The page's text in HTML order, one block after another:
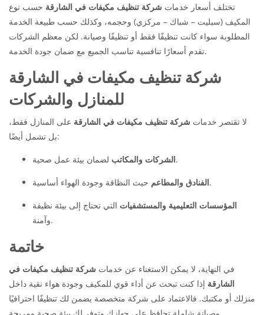
تختلف أسعار خدمات شركة تنظيف مكيفات في الشارقة حسب نوع
المكيف (سبليت – شباك – مركزي) وحجمه، وكذلك حسب طبيعة الخدمة
المطلوبة سواء كانت تنظيفًا فقط أو تنظيفًا وصيانة. لكن معظم الشركات
تقدم أسعارًا تنافسية تناسب الجميع مع ضمان جودة الخدمة.
شركة تنظيف مكيفات في الشارقة
للمنازل والشركات
لا تقتصر خدمات شركة تنظيف مكيفات في الشارقة على المنازل فقط،
بل تشمل أيضًا:
الشركات والمكاتبلضمان بيئة عمل صحية.
الفنادق والمطاعمحيث النظافة وجودة الهواء أساسية.
المؤسسات التعليمية والمستشفيات التي تحتاج إلى بيئة نظيفة
وآمنة.
خاتمة
في النهاية، لا يمكن الاستغناء عن خدمات شركة تنظيف مكيفات في
الشارقة إذا كنت تبحث عن أداء قوي للمكيف وجودة هواء نقية داخل
منزلك أو مكتبك. فالاعتماد على شركة متخصصة يضمن لك تنظيفًا احترافيًا